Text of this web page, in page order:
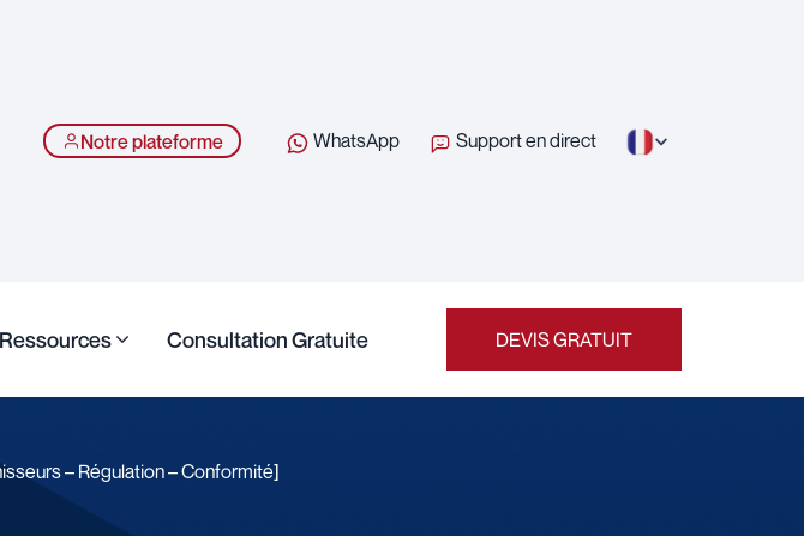
Notre plateforme WhatsApp Support en direct
Ressources Consultation Gratuite DEVIS GRATUIT
– Régulation – Conformité]